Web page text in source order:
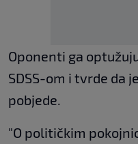
Oponenti ga
SDSS-om i tvrde da
pobjede.
"O političkim